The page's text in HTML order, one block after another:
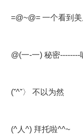
=@~@= 一个看到
@(一-一) 秘密--------
(ˇ^ˇ〉 不以为然
(^人^) 拜托啦^^~